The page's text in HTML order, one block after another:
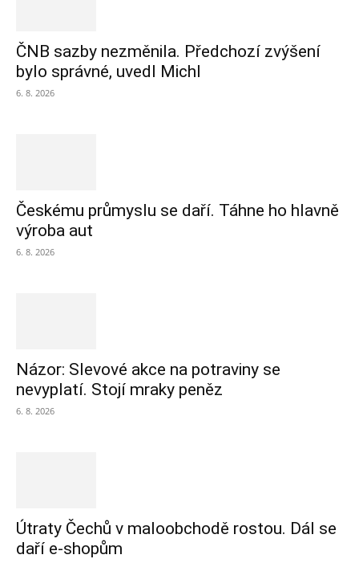
ČNB sazby nezměnila. Předchozí zvýšení
bylo správné, uvedl Michl
6. 8. 2026
Českému průmyslu se daří. Táhne ho hlavně
výroba aut
6. 8. 2026
Názor: Slevové akce na potraviny se
nevyplatí. Stojí mraky peněz
6. 8. 2026
Útraty Čechů v maloobchodě rostou. Dál se
daří e-shopům